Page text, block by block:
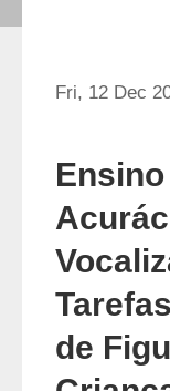
Fri, 12 Dec
de